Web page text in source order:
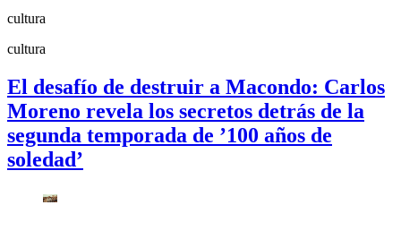
cultura
cultura
El desafío de destruir a Macondo: Carlos
Moreno revela los secretos detrás de la
segunda temporada de ’100 años de
soledad’